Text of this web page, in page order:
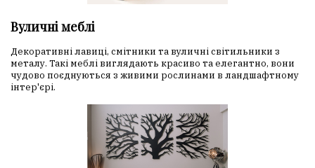
Вуличні меблі
Декоративні лавиці, смітники та вуличні світильники з
металу. Такі меблі виглядають красиво та елегантно, вони
чудово поєднуються з живими рослинами в ландшафтному
інтер'єрі.